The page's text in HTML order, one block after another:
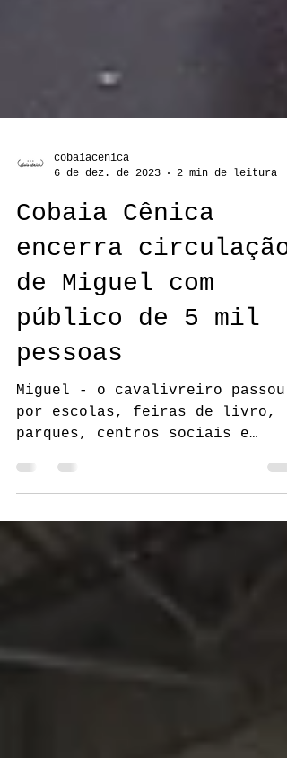
cobaiacenica
6 de dez. de 2023
2 min de leitura
Cobaia Cênica
encerra circulação
de Miguel com
público de 5 mil
pessoas
Miguel - o cavalivreiro passou
por escolas, feiras de livro,